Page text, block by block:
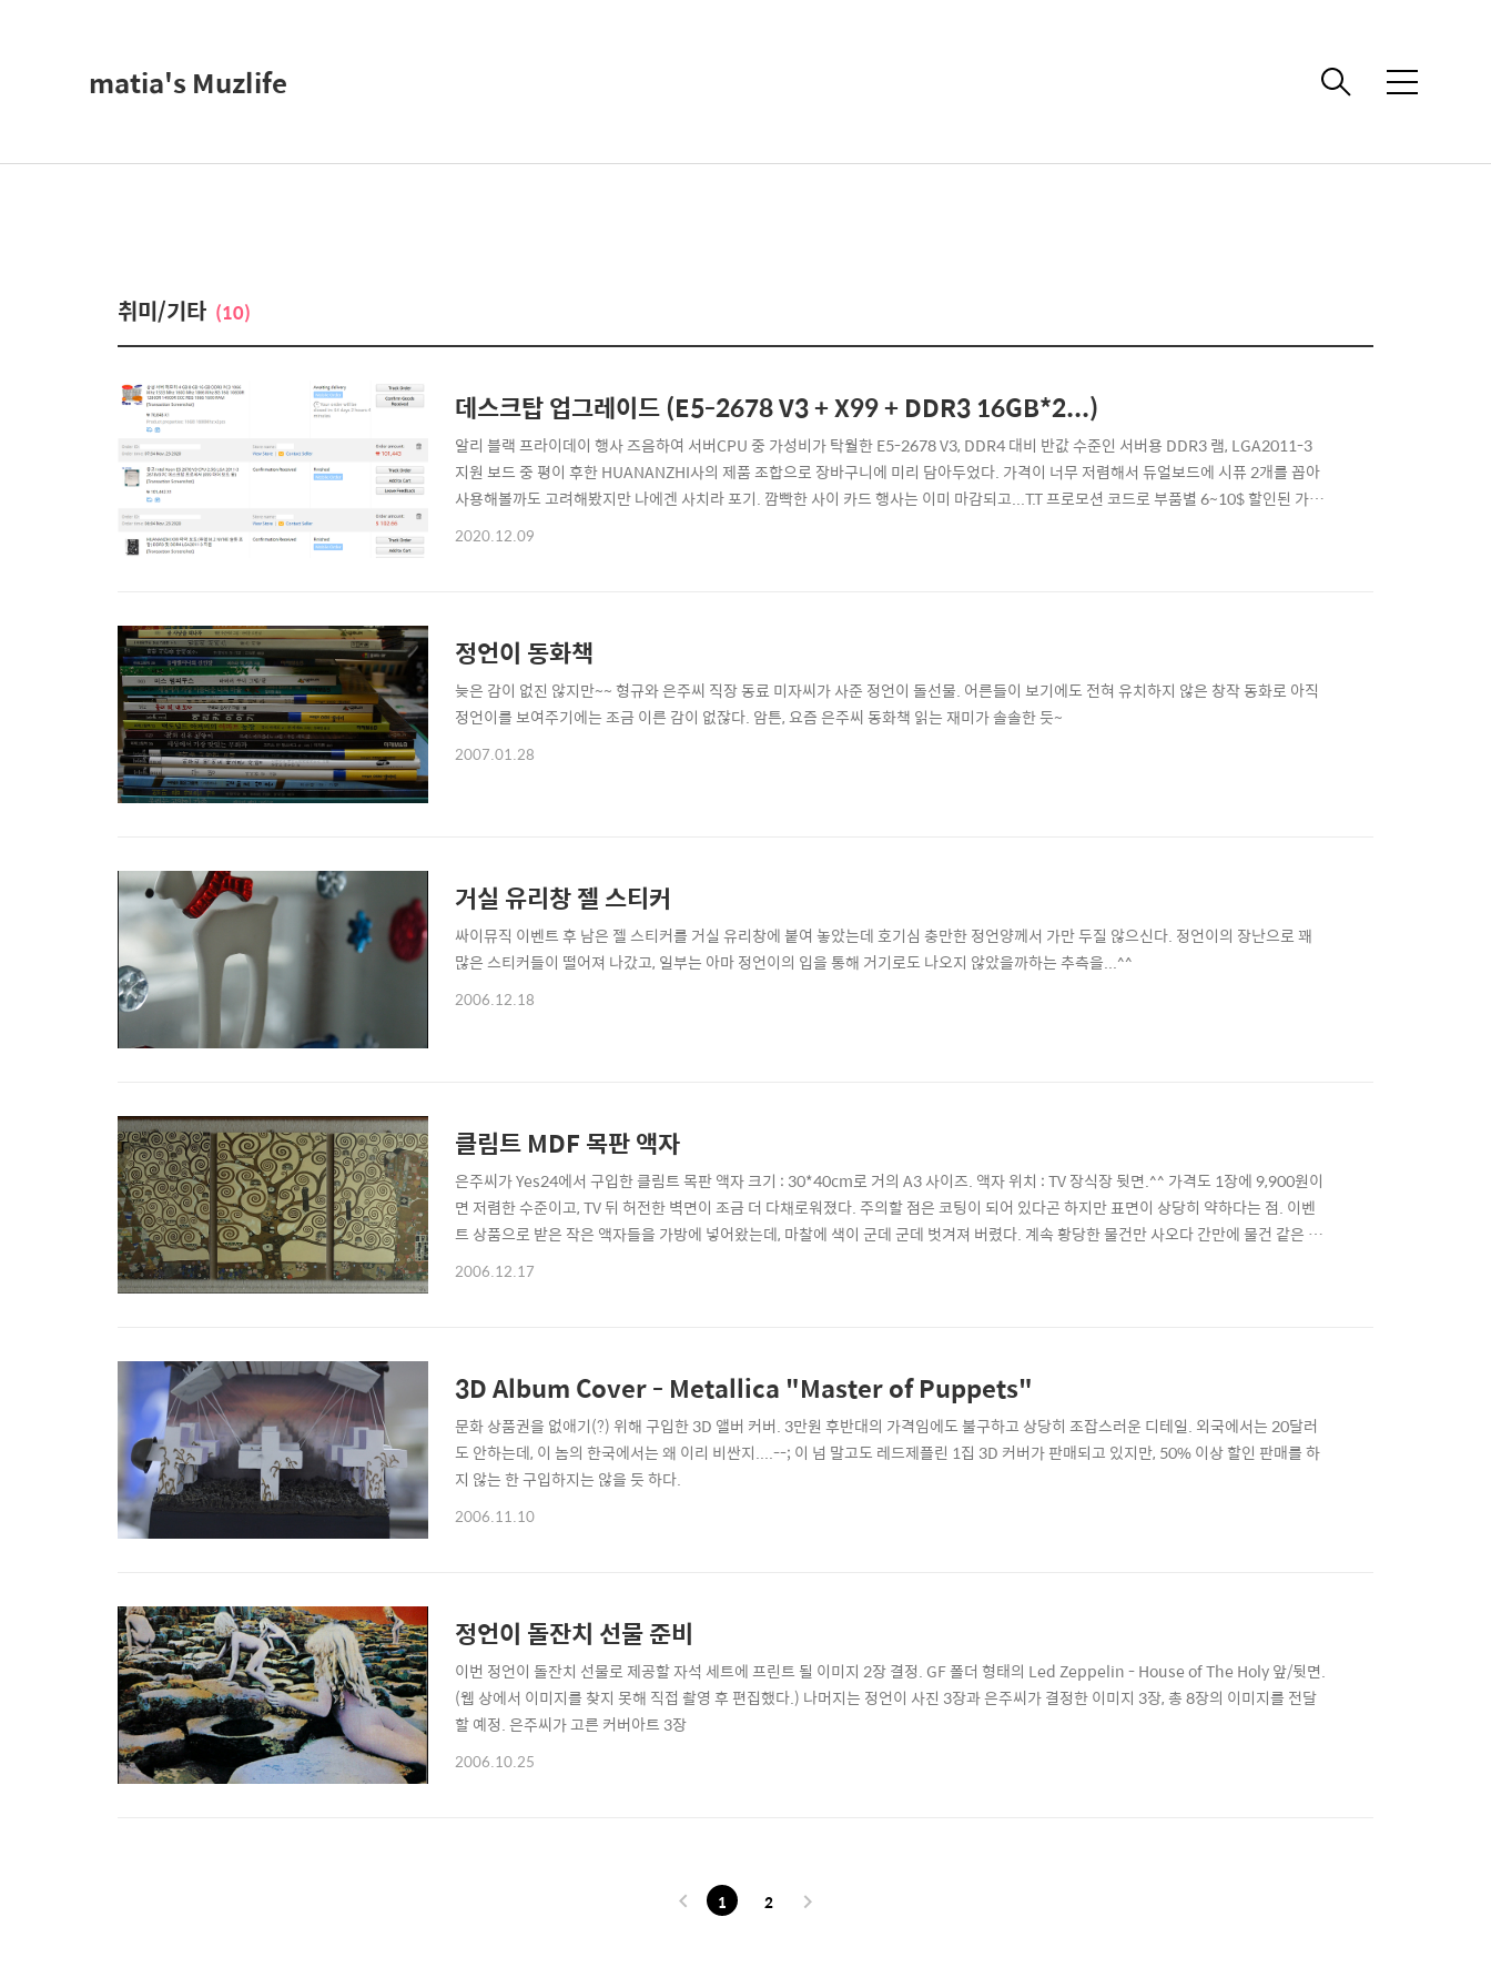
matia's Muzlife 메
취미/기타 (10)
데스크탑 업그레이드 (E5-2678 V3 + X99 + DDR3 16GB*2...)
알리 블랙 프라이데이 행사 즈음하여 서버CPU 중 가성비가 탁월한 E5-2678 V3, DDR4 대비 반값 수준인 서버용 DDR3 램, LGA2011-3
지원 보드 중 평이 후한 HUANANZHI사의 제품 조합으로 장바구니에 미리 담아두었다. 가격이 너무 저렴해서 듀얼보드에 시퓨 2개를 꼽아
사용해볼까도 고려해봤지만 나에겐 사치라 포기. 깜빡한 사이 카드 행사는 이미 마감되고...T.T 프로모션 코드로 부품별 6~10$ 할인된 가격
으로 위 제품들을 구매하고, 그 외 CPU 쿨러, 1000w 파워는 국내에서 추가 구매했다. 시퓨/보드는 9일, 램은 16일만에 도착. 근 5년 정도 창
2020.12.09
정언이 동화책
늦은 감이 없진 않지만~~ 형규와 은주씨 직장 동료 미자씨가 사준 정언이 돌선물. 어른들이 보기에도 전혀 유치하지 않은 창작 동화로 아직
정언이를 보여주기에는 조금 이른 감이 없잖다. 암튼, 요즘 은주씨 동화책 읽는 재미가 솔솔한 듯~
2007.01.28
거실 유리창 젤 스티커
싸이뮤직 이벤트 후 남은 젤 스티커를 거실 유리창에 붙여 놓았는데 호기심 충만한 정언양께서 가만 두질 않으신다. 정언이의 장난으로 꽤
많은 스티커들이 떨어져 나갔고, 일부는 아마 정언이의 입을 통해 거기로도 나오지 않았을까하는 추측을...^^
2006.12.18
클림트 MDF 목판 액자
은주씨가 Yes24에서 구입한 클림트 목판 액자 크기 : 30*40cm로 거의 A3 사이즈. 액자 위치 : TV 장식장 뒷면.^^ 가격도 1장에 9,900원이
면 저렴한 수준이고, TV 뒤 허전한 벽면이 조금 더 다채로워졌다. 주의할 점은 코팅이 되어 있다곤 하지만 표면이 상당히 약하다는 점. 이벤
트 상품으로 받은 작은 액자들을 가방에 넣어왔는데, 마찰에 색이 군데 군데 벗겨져 버렸다. 계속 황당한 물건만 사오다 간만에 물건 같은 물
건을 골랐네. 아지메.
2006.12.17
3D Album Cover - Metallica "Master of Puppets"
문화 상품권을 없애기(?) 위해 구입한 3D 앨버 커버. 3만원 후반대의 가격임에도 불구하고 상당히 조잡스러운 디테일. 외국에서는 20달러
도 안하는데, 이 놈의 한국에서는 왜 이리 비싼지....--; 이 넘 말고도 레드제플린 1집 3D 커버가 판매되고 있지만, 50% 이상 할인 판매를 하
지 않는 한 구입하지는 않을 듯 하다.
2006.11.10
정언이 돌잔치 선물 준비
이번 정언이 돌잔치 선물로 제공할 자석 세트에 프린트 될 이미지 2장 결정. GF 폴더 형태의 Led Zeppelin - House of The Holy 앞/뒷면.
(웹 상에서 이미지를 찾지 못해 직접 촬영 후 편집했다.) 나머지는 정언이 사진 3장과 은주씨가 결정한 이미지 3장, 총 8장의 이미지를 전달
할 예정. 은주씨가 고른 커버아트 3장
2006.10.25
1 2